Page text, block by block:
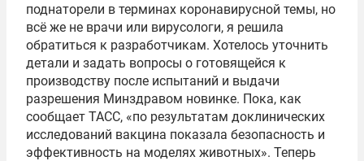
поднаторели в терминах коронавирусной темы, но
всё же не врачи или вирусологи, я решила
обратиться к разработчикам. Хотелось уточнить
детали и задать вопросы о готовящейся к
производству после испытаний и выдачи
разрешения Минздравом новинке. Пока, как
сообщает ТАСС, «по результатам доклинических
исследований вакцина показала безопасность и
эффективность на моделях животных». Теперь